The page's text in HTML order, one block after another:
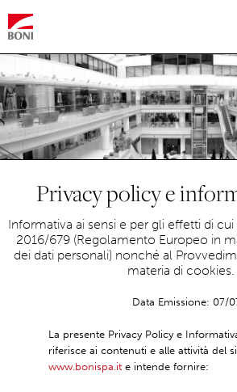
Privacy policy e
Informativa ai sensi e per gli effetti di cui
2016/679 (Regolamento Europeo in
dei dati personali) nonché al
materia di cookies.
Data Emissione: 07/
La presente Privacy Policy e
riferisce ai contenuti e alle attività del
www.bonispa.it e intende fornire: